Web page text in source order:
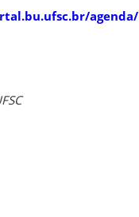
agenda/